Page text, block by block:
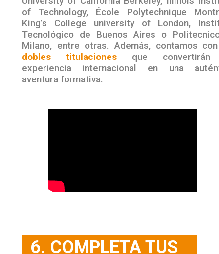
of Technology, École Polytechnique
King’s College university of London,
Tecnológico de Buenos Aires o
Milano, entre otras. Además, contamos
dobles titulacionesque
experiencia internacional en una
aventura formativa.
6. COMPLETA TUS